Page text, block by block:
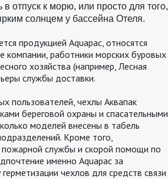
отпуск к морю, или просто для того,
солнцем у бассейна Отеля.
продукцией Aquapac, относятся
компании, работники морских буровых
хозяйства (например, Лесная
службы доставки.
пользователей, чехлы Аквапак
береговой охраны и спасательными
моделей внесены в табель
Кроме того,
пожарной службы и скорой помощи по
именно Aquapac за
чехлов для средств связи